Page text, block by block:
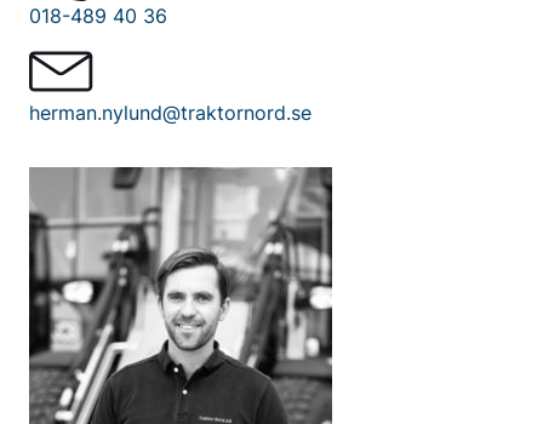
018-489 40 36
herman.nylund@traktornord.se